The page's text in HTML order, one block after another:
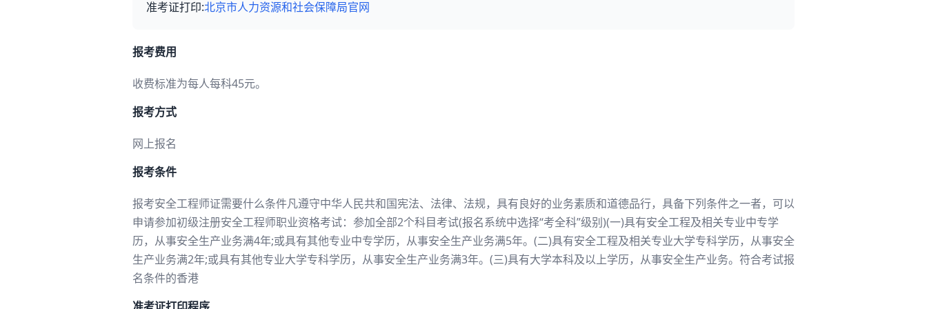
准考证打印:北京市人力资源和社会保障局官网
报考费用
收费标准为每人每科45元。
报考方式
网上报名
报考条件
报考安全工程师证需要什么条件凡遵守中华人民共和国宪法、法律、法规，具有良好的业务素质和道德品行，具备下列条件之一者，可以
申请参加初级注册安全工程师职业资格考试：参加全部2个科目考试(报名系统中选择“考全科”级别)(一)具有安全工程及相关专业中专学
历，从事安全生产业务满4年;或具有其他专业中专学历，从事安全生产业务满5年。(二)具有安全工程及相关专业大学专科学历，从事安全
生产业务满2年;或具有其他专业大学专科学历，从事安全生产业务满3年。(三)具有大学本科及以上学历，从事安全生产业务。符合考试报
名条件的香港